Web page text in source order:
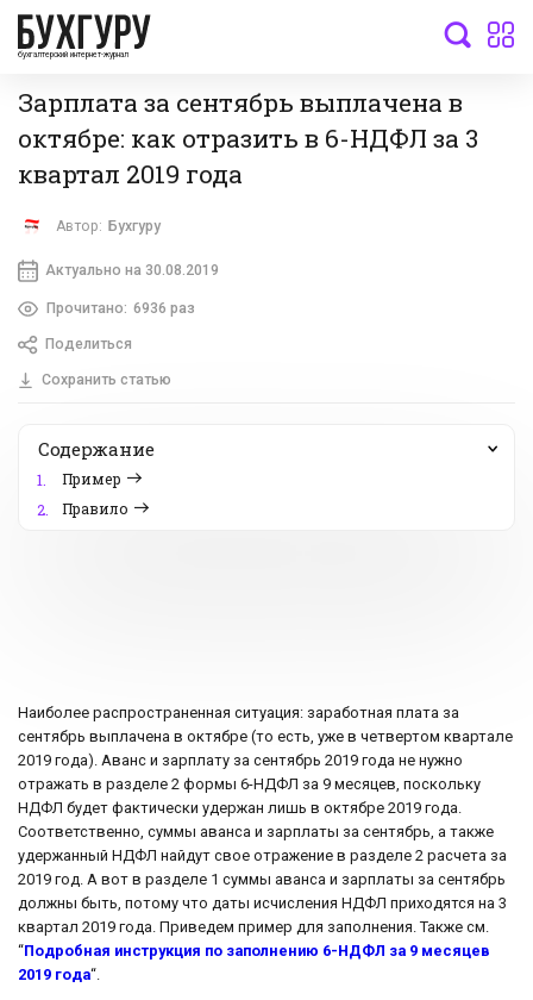
бухгалтерский интернет-журнал
Зарплата за сентябрь выплачена в
октябре: как отразить в 6-НДФЛ за 3
квартал 2019 года
Автор: Бухгуру
Актуально на 30.08.2019
Прочитано: 6936 раз
Поделиться
Сохранить статью
Содержание
1.
Пример
2.
Правило
Наиболее распространенная ситуация: заработная плата за
сентябрь выплачена в октябре (то есть, уже в четвертом квартале
2019 года). Аванс и зарплату за сентябрь 2019 года не нужно
отражать в разделе 2 формы 6-НДФЛ за 9 месяцев, поскольку
НДФЛ будет фактически удержан лишь в октябре 2019 года.
Соответственно, суммы аванса и зарплаты за сентябрь, а также
удержанный НДФЛ найдут свое отражение в разделе 2 расчета за
2019 год. А вот в разделе 1 суммы аванса и зарплаты за сентябрь
должны быть, потому что даты исчисления НДФЛ приходятся на 3
квартал 2019 года. Приведем пример для заполнения. Также см.
“Подробная инструкция по заполнению 6-НДФЛ за 9 месяцев
2019 года“.